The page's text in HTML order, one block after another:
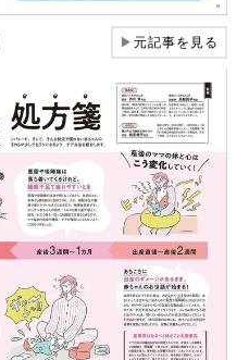
▶元記事を見る